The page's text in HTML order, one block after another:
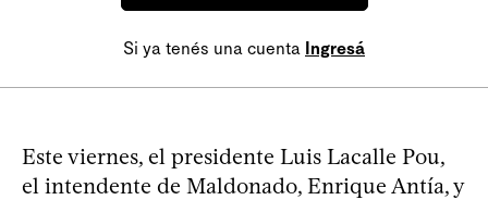
Si ya tenés una cuenta Ingresá
Este viernes, el presidente Luis Lacalle Pou,
el intendente de Maldonado, Enrique Antía, y